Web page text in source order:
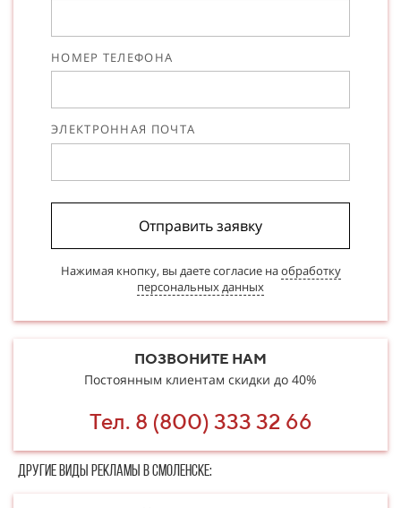
НОМЕР ТЕЛЕФОНА
ЭЛЕКТРОННАЯ ПОЧТА
Отправить заявку
Нажимая кнопку, вы даете согласие наобработку
персональных данных
ПОЗВОНИТЕ НАМ
Постоянным клиентам скидки до 40%
Тел. 8 (800) 333 32 66
Другие в​​​​иды рекламы в Смоленске: